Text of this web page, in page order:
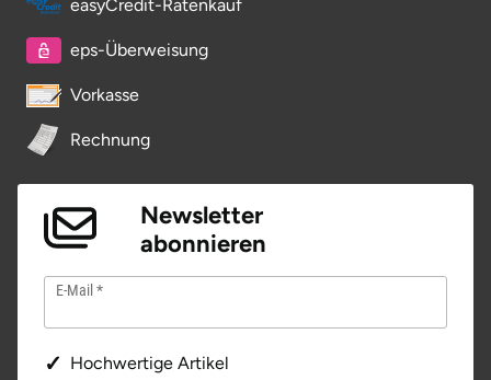
easyCredit-Ratenkauf
eps-Überweisung
Vorkasse
Rechnung
Newsletter
abonnieren
E-Mail
Hochwertige Artikel